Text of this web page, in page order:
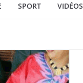
SPORT VIDÉOS